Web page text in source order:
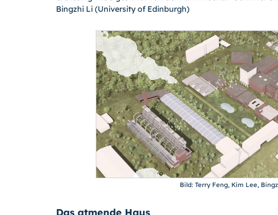
Bingzhi Li (University of Edinburgh)
Bild: Terry Feng, Kim Lee,
Das atmende Haus